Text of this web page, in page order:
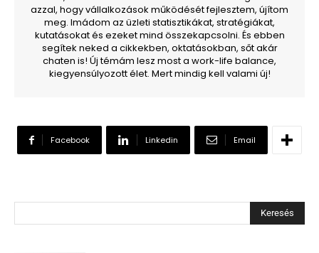
azzal, hogy vállalkozások működését fejlesztem, újítom
meg. Imádom az üzleti statisztikákat, stratégiákat,
kutatásokat és ezeket mind összekapcsolni. És ebben
segítek neked a cikkekben, oktatásokban, sőt akár
chaten is! Új témám lesz most a work-life balance,
kiegyensúlyozott élet. Mert mindig kell valami új!
Facebook Linkedin Email
Keresés